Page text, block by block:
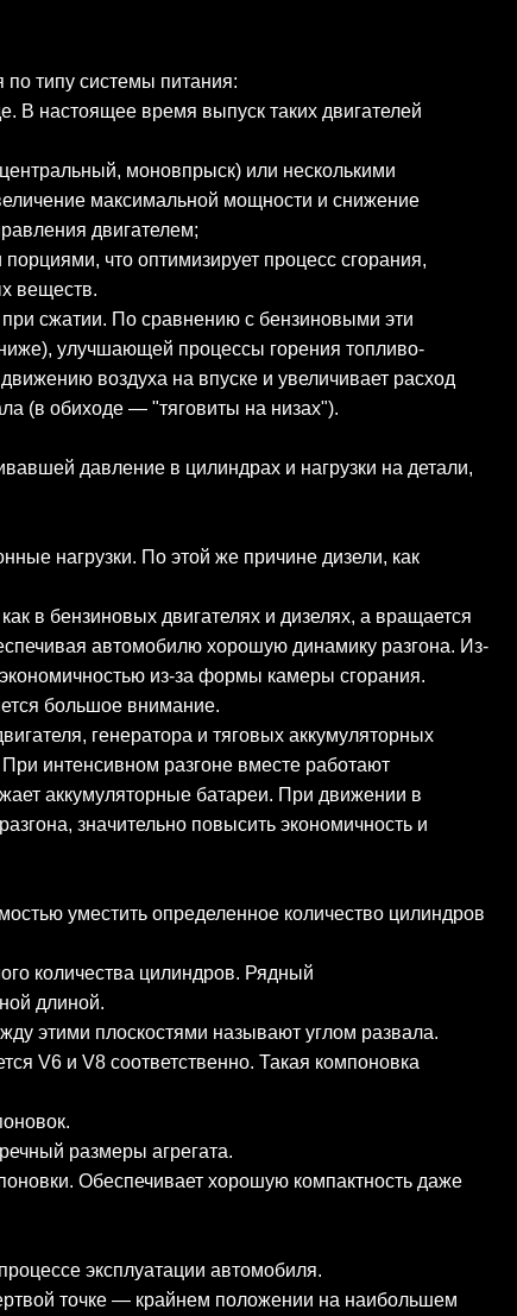
типу системы питания:
В настоящее время выпуск таких двигателей
моновпрыск) или несколькими
максимальной мощности и снижение
двигателем;
что оптимизирует процесс сгорания,
веществ.
сжатии. По сравнению с бензиновыми эти
улучшающей процессы горения топливо-
воздуха на впуске и увеличивает расход
(в обиходе — "тяговиты на низах").
давление в цилиндрах и нагрузки на детали,
нагрузки. По этой же причине дизели, как
в бензиновых двигателях и дизелях, а вращается
автомобилю хорошую динамику разгона. Из-
из-за формы камеры сгорания.
большое внимание.
генератора и тяговых аккумуляторных
интенсивном разгоне вместе работают
аккумуляторные батареи. При движении в
значительно повысить экономичность и
уместить определенное количество цилиндров
количества цилиндров. Рядный
длиной.
этими плоскостями называют углом развала.
V6 и V8 соответственно. Такая компоновка
размеры агрегата.
Обеспечивает хорошую компактность даже
эксплуатации автомобиля.
точке — крайнем положении на наибольшем